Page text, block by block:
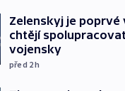
Zelenskyj je poprvé
chtějí
vojensky
před 2h